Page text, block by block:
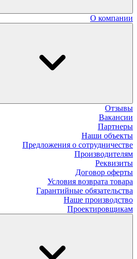
О компании
Отзывы
Вакансии
Партнеры
Наши объекты
Предложения о сотрудничестве
Производителям
Реквизиты
Договор оферты
Условия возврата товара
Гарантийные обязательства
Наше производство
Проектировщикам